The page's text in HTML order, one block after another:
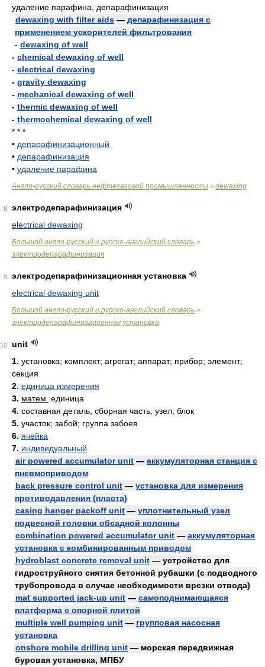
удаление парафина, депарафинизация
dewaxing with filter aids — депарафинизация с
применением ускорителей фильтрования
- dewaxing of well
- chemical dewaxing of well
- electrical dewaxing
- gravity dewaxing
- mechanical dewaxing of well
- thermic dewaxing of well
- thermochemical dewaxing of well
* * *
• депарафинизационный
• депарафинизация
• удаление парафина
Англо-русский словарь нефтегазовой промышленности > dewaxing
8
электродепарафинизация
electrical dewaxing
Большой англо-русский и русско-английский словарь >
электродепарафинизация
9
электродепарафинизационная установка
electrical dewaxing unit
Большой англо-русский и русско-английский словарь >
электродепарафинизационная установка
10
unit
1. установка; комплект; агрегат; аппарат; прибор; элемент;
секция
2. единица измерения
3. матем. единица
4. составная деталь, сборная часть, узел; блок
5. участок; забой; группа забоев
6. ячейка
7. индивидуальный
air powered accumulator unit — аккумуляторная станция с
пневмоприводом
back pressure control unit — установка для измерения
противодавления (пласта)
casing hanger packoff unit — уплотнительный узел
подвесной головки обсадной колонны
combination powered accumulator unit — аккумуляторная
установка с комбинированным приводом
hydroblast concrete removal unit — устройство для
гидроструйного снятия бетонной рубашки (с подводного
трубопровода в случае необходимости врезки отвода)
mat supported jack-up unit — самоподнимающаяся
платформа с опорной плитой
multiple well pumping unit — групповая насосная
установка
onshore mobile drilling unit — морская передвижная
буровая установка, МПБУ